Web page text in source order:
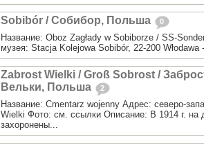
Sobibór / Собибор, Польша 0
Название: Oboz Zagłady w Sobiborze / SS-
музея: Stacja Kolejowa Sobibór, 22-200
Zabrost Wielki / Groß Sobrost /
Вельки, Польша
2
Название: Cmentarz wojenny Адрес: северо-
Wielki Фото: см. ссылки Описание: В 1914 г.
захоронены...